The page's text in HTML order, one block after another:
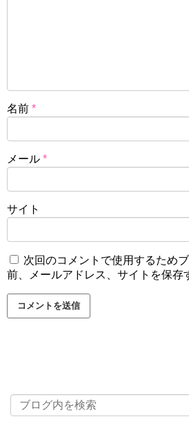
名前 *
メール *
サイト
次回のコメントで使用するため
前、メールアドレス、サイトを保存